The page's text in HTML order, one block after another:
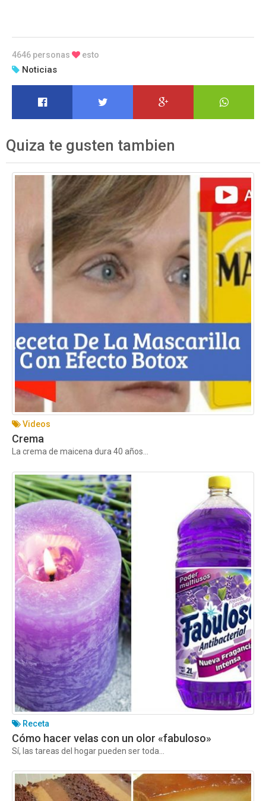
4646 personas esto
Noticias
Quiza te gusten tambien
Videos
Crema
La crema de maicena dura 40 años...
Receta
Cómo hacer velas con un olor «fabuloso»
Sí, las tareas del hogar pueden ser toda...